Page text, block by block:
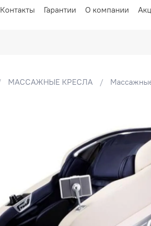
Контакты Гарантии О компании
МАССАЖНЫЕ КРЕСЛА